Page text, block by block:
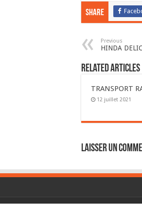
Share
Previous
HINDA
Related Articles
TRANSPORT
12 juillet 2021
Laisser un